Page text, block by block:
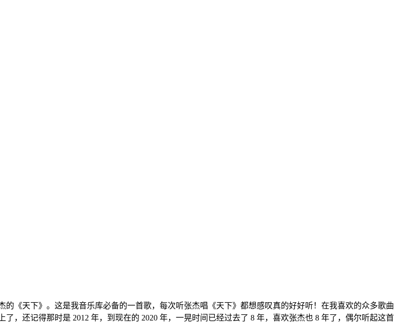
《天下》。这是我音乐库必备的一首歌，每次听张杰唱《天下》都想感叹真的好好听！在我喜欢的众多歌曲
，还记得那时是 2012 年，到现在的 2020 年，一晃时间已经过去了 8 年，喜欢张杰也 8 年了，偶尔听起这首